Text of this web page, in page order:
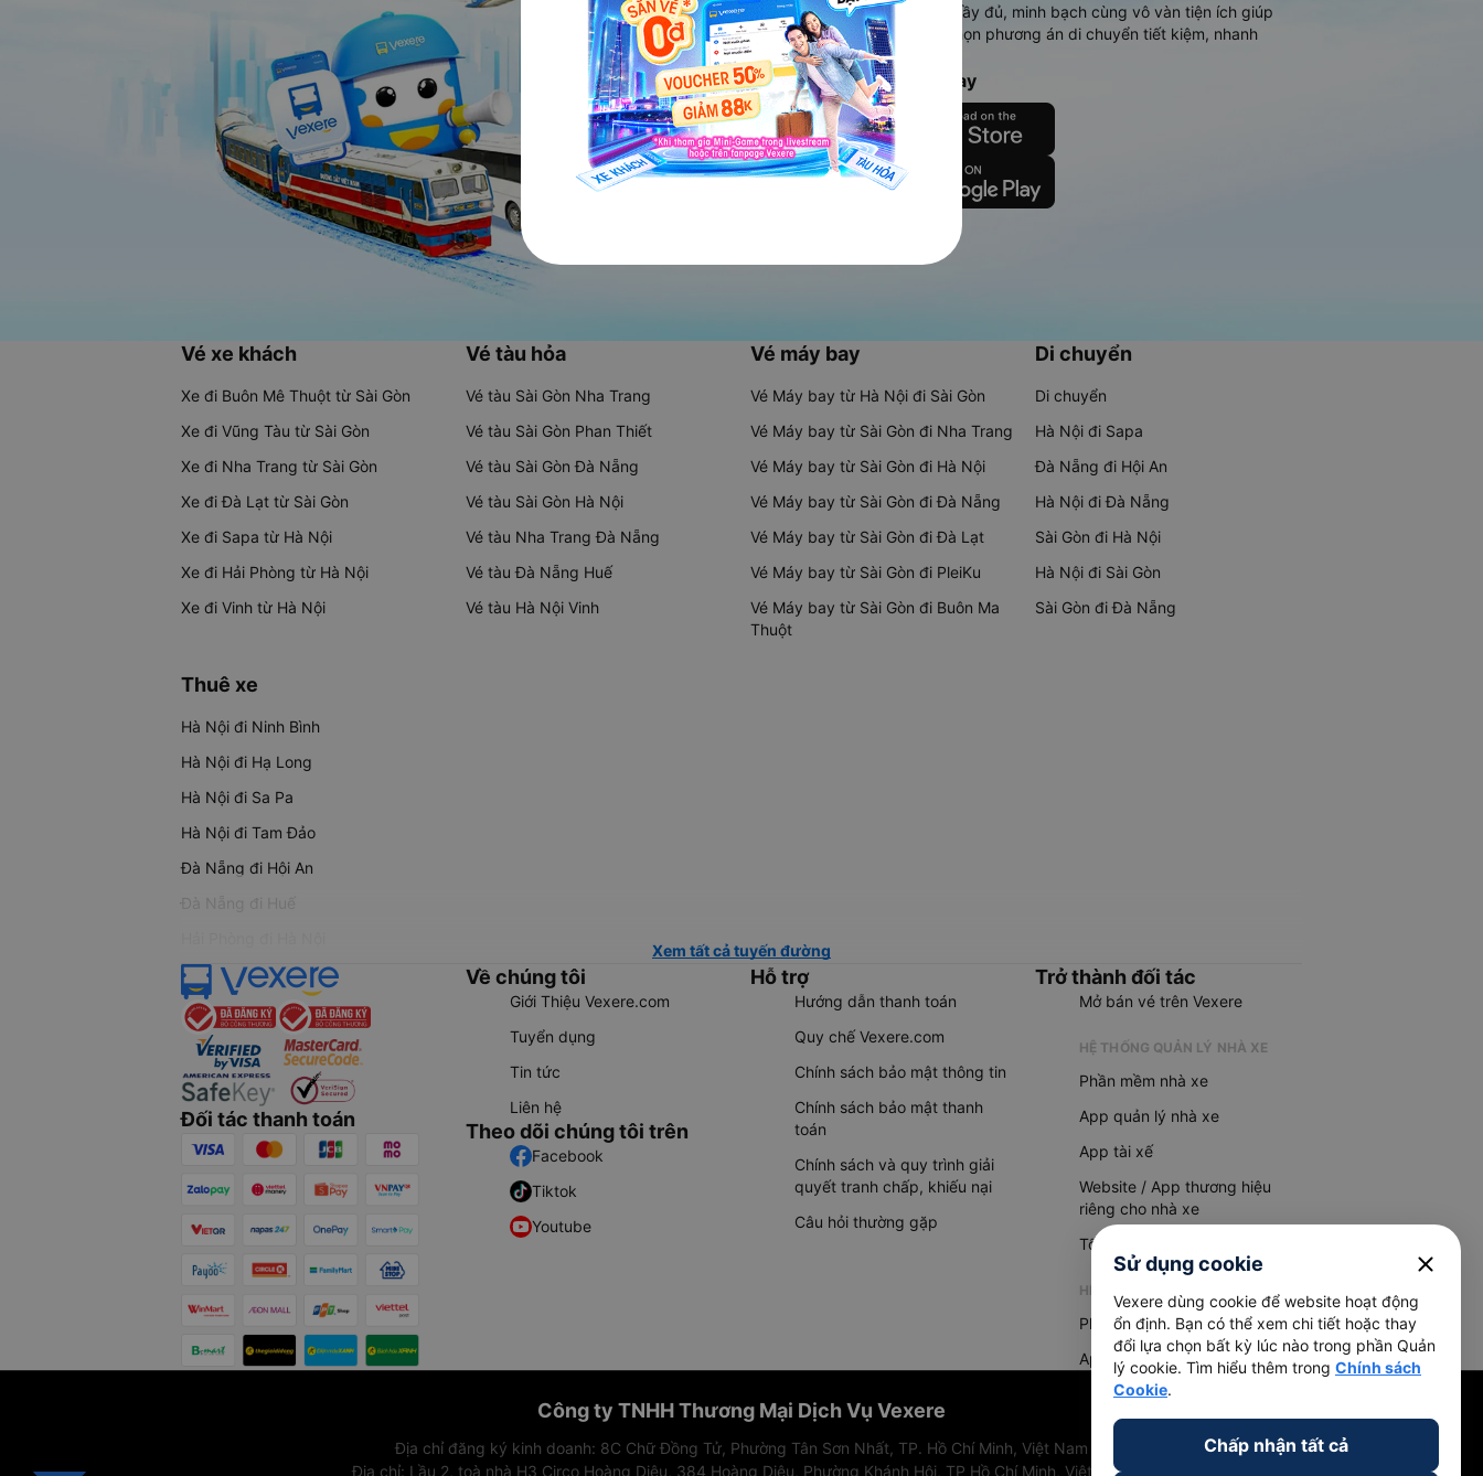
Ứng dụng hiển thị thông tin đầy đủ, minh bạch cùng vô vàn tiện ích giúp
người dùng so sánh và lựa chọn phương án di chuyển tiết kiệm, nhanh
chóng và phù hợp nhất.
Tải ứng dụng Vexere ngay
Vé xe khách
Xe đi Buôn Mê Thuột từ Sài Gòn
Xe đi Vũng Tàu từ Sài Gòn
Xe đi Nha Trang từ Sài Gòn
Xe đi Đà Lạt từ Sài Gòn
Xe đi Sapa từ Hà Nội
Xe đi Hải Phòng từ Hà Nội
Xe đi Vinh từ Hà Nội
Vé tàu hỏa
Vé tàu Sài Gòn Nha Trang
Vé tàu Sài Gòn Phan Thiết
Vé tàu Sài Gòn Đà Nẵng
Vé tàu Sài Gòn Hà Nội
Vé tàu Nha Trang Đà Nẵng
Vé tàu Đà Nẵng Huế
Vé tàu Hà Nội Vinh
Vé máy bay
Vé Máy bay từ Hà Nội đi Sài Gòn
Vé Máy bay từ Sài Gòn đi Nha Trang
Vé Máy bay từ Sài Gòn đi Hà Nội
Vé Máy bay từ Sài Gòn đi Đà Nẵng
Vé Máy bay từ Sài Gòn đi Đà Lạt
Vé Máy bay từ Sài Gòn đi PleiKu
Vé Máy bay từ Sài Gòn đi Buôn Ma
Thuột
Di chuyển
Di chuyển
Hà Nội đi Sapa
Đà Nẵng đi Hội An
Hà Nội đi Đà Nẵng
Sài Gòn đi Hà Nội
Hà Nội đi Sài Gòn
Sài Gòn đi Đà Nẵng
Thuê xe
Hà Nội đi Ninh Bình
Hà Nội đi Hạ Long
Hà Nội đi Sa Pa
Hà Nội đi Tam Đảo
Đà Nẵng đi Hội An
Đà Nẵng đi Huế
Xem tất cả tuyến đường
Đối tác thanh toán
Về chúng tôi
Giới Thiệu Vexere.com
Tuyển dụng
Tin tức
Liên hệ
Theo dõi chúng tôi trên
Facebook
Tiktok
Youtube
Hỗ trợ
Hướng dẫn thanh toán
Quy chế Vexere.com
Chính sách bảo mật thông tin
Chính sách bảo mật thanh
toán
Chính sách và quy trình giải
quyết tranh chấp, khiếu nại
Câu hỏi thường gặp
Trở thành đối tác
Mở bán vé trên Vexere
HỆ THỐNG QUẢN LÝ NHÀ XE
Phần mềm nhà xe
App quản lý nhà xe
App tài xế
Website / App thương hiệu
riêng cho nhà xe
Tổng đài AI
HỆ THỐNG QUẢN LÝ HÀNG HOÁ
Phần mềm quản lý hàng hoá
App quản lý hàng hoá
Công ty TNHH Thương Mại Dịch Vụ Vexere
Địa chỉ đăng ký kinh doanh: 8C Chữ Đồng Tử, Phường Tân Sơn Nhất, TP. Hồ Chí Minh, Việt Nam
Địa chỉ: Lầu 2, toà nhà H3 Circo Hoàng Diệu, 384 Hoàng Diệu, Phường Khánh Hội, TP Hồ Chí Minh, Việt Nam
Sử dụng cookie close
Vexere dùng cookie để website hoạt động
ổn định. Bạn có thể xem chi tiết hoặc thay
đổi lựa chọn bất kỳ lúc nào trong phần Quản
lý cookie. Tìm hiểu thêm trong Chính sách
Cookie.
Chấp nhận tất cả